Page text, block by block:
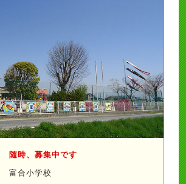
随時、募集中です
富合小学校